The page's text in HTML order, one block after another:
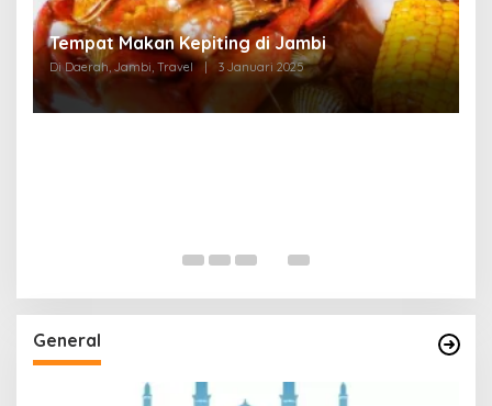
Tempat Makan di Thehok Jambi
Di Daerah, Jambi, Travel 3 Januari 2025
General